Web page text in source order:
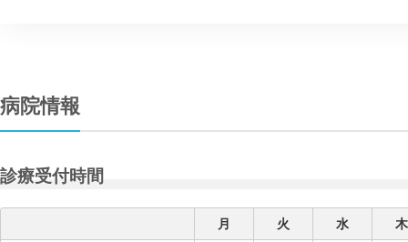
病院情報
診療受付時間
月 火 水 木